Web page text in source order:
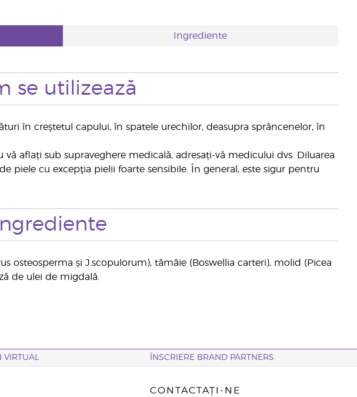
Ingrediente
se utilizează
în creștetul capului, în spatele urechilor, deasupra sprâncenelor, în
vă aflați sub supraveghere medicală, adresați-vă medicului dvs. Diluarea
piele cu excepţia pielii foarte sensibile. În general, este sigur pentru
Ingrediente
osteosperma și J.scopulorum), tămâie (Boswellia carteri), molid (Picea
de ulei de migdală.
VIRTUAL ÎNSCRIERE BRAND PARTNERS
CONTACTAȚI-NE